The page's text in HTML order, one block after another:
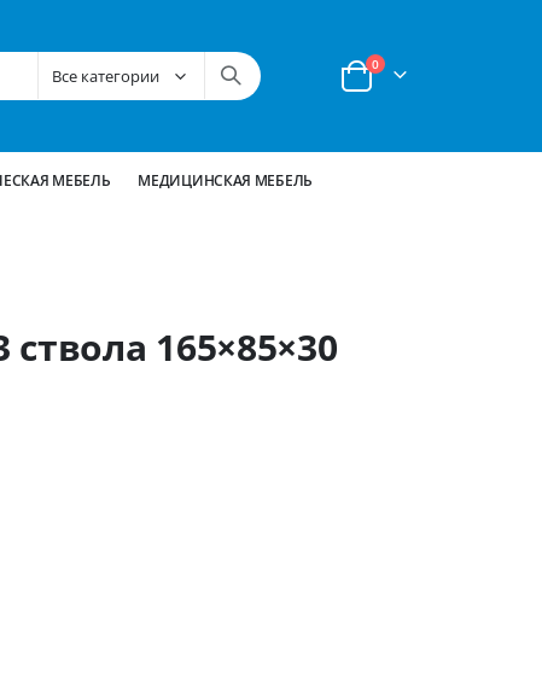
Корзина
0позиции
МЕБЕЛЬ МЕДИЦИНСКАЯ МЕБЕЛЬ
165×85×30